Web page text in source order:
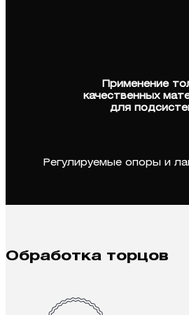
Применение
качественных
для
Регулируемые опоры и
Обработка торцов